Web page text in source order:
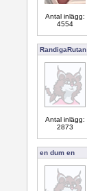
Antal inlägg:
4554
RandigaRutan
Antal inlägg:
2873
en dum en